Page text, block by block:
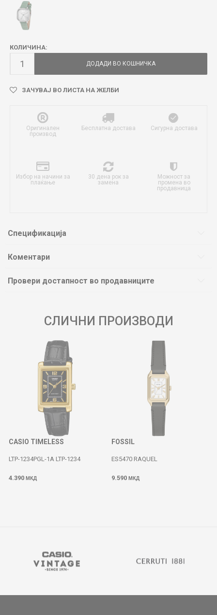
КОЛИЧИНА:
ДОДАДИ ВО КОШНИЧКА
ЗАЧУВАЈ ВО ЛИСТА НА ЖЕЛБИ
Оригинален
производ
Бесплатна достава Сигурна достава
Избор на начини за
плаќање
30 дена рок за
замена
Можност за
промена во
продавница
Спецификација
Коментари
Провери достапност во продавниците
СЛИЧНИ ПРОИЗВОДИ
CASIO TIMELESS
LTP-1234PGL-1A LTP-1234
4.390 МКД
FOSSIL
ES5470 RAQUEL
9.590 МКД